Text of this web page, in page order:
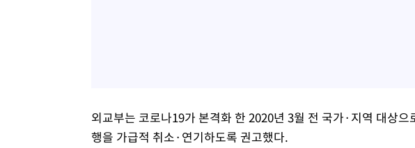
외교부는 코로나19가 본격화 한 2020년 3월 전 국가·지역 대상
행을 가급적 취소·연기하도록 권고했다.